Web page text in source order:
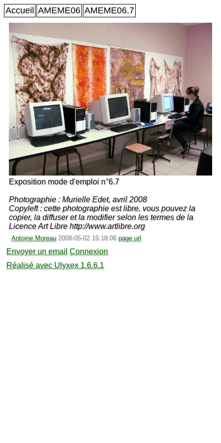
Accueil AMEME06 AMEME06.7
Exposition mode d'emploi n°6.7
Photographie : Murielle Edet, avril 2008
Copyleft : cette photographie est libre, vous pouvez la
copier, la diffuser et la modifier selon les termes de la
Licence Art Libre http://www.artlibre.org
Antoine Moreau 2008-05-02 15:18:06 page url
Envoyer un email Connexion
Réalisé avec Ulyxex 1.6.6.1